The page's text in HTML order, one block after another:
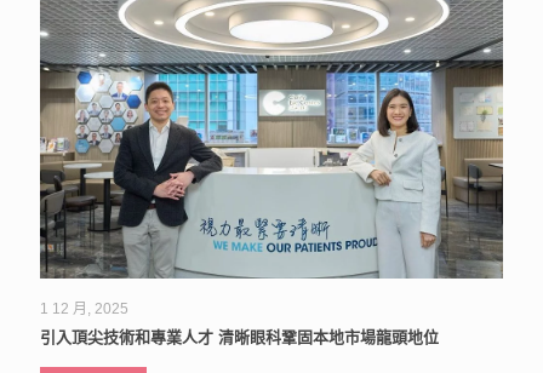
1 12 月, 2025
引入頂尖技術和專業人才 清晰眼科鞏固本地市場龍頭地位